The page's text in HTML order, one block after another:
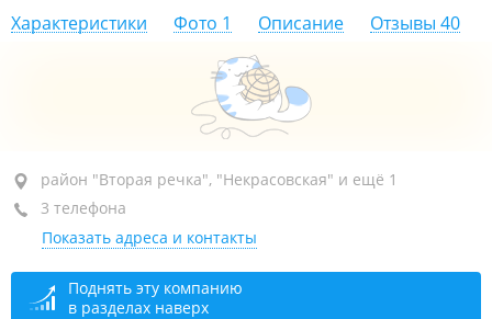
Характеристики Фото 1 Описание Отзывы 40
район "Вторая речка", ул. Русская, 74 стр. 2
+7 902 524-08-18
закрыто, откроется в 08:00
район "Вторая речка", "Некрасовская" и ещё 1
3 телефона
Показать адреса и контакты
Поднять эту компанию
в разделах наверх